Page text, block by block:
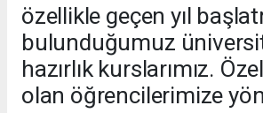
özellikle geçen yıl
bulunduğumuz
hazırlık kurslarımız.
olan öğrencilerimize